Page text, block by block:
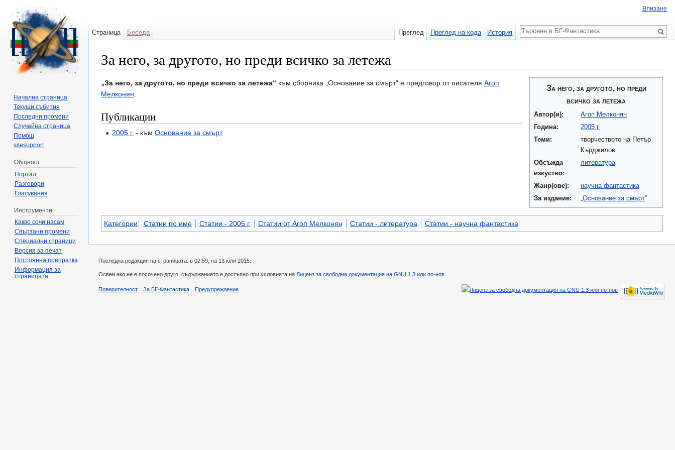
За него, за другото, но преди всичко за летежа
За него, за другото, но преди
всичко за летежа
Автор(и):
Агоп Мелконян
Година:
2005 г.
Теми:
творчеството на Петър
Кърджилов
Обсъжда
изкуство:
литература
Жанр(ове):
научна фантастика
За издание:
„Основание за смърт“
„За него, за другото, но преди всичко за летежа“ към сборника „Основание за смърт“ е предговор от писателя Агоп
Мелконян.
Публикации
2005 г. - къмОснование за смърт
Категории: Статии по име Статии - 2005 г. Статии от Агоп Мелконян Статии - литература Статии - научна фантастика
Влизане
Страница Беседа Преглед Преглед на кода История
Търсене
Начална страница
Текущи събития
Последни промени
Случайна страница
Помощ
sitesupport
Общност
Портал
Разговори
Гласувания
Инструменти
Какво сочи насам
Свързани промени
Специални страници
Версия за печат
Постоянна препратка
Информация за
страницата
Последна редакция на страницата: в 02:59, на 13 юли 2015.
Освен ако не е посочено друго, съдържанието е достъпно при условията на Лиценз за свободна документация на GNU 1.3 или по-нов
Поверителност За БГ-Фантастика Предупреждение